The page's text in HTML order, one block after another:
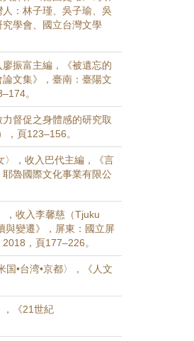
：林子瑾、吳子瑜、吳
學會、國立台灣文學
廖振富主編，《被遺忘的
文集》，臺南：臺陽文
。
督促之身體感的研究取
，頁123–156。
〉，收入巴代主編，《言
魯國際文化事業有限公
，收入李馨慈（Tjuku
與變遷》，屏東：國立屏
，頁177–226。
国•台湾•京都〉，《人文
，《21世紀